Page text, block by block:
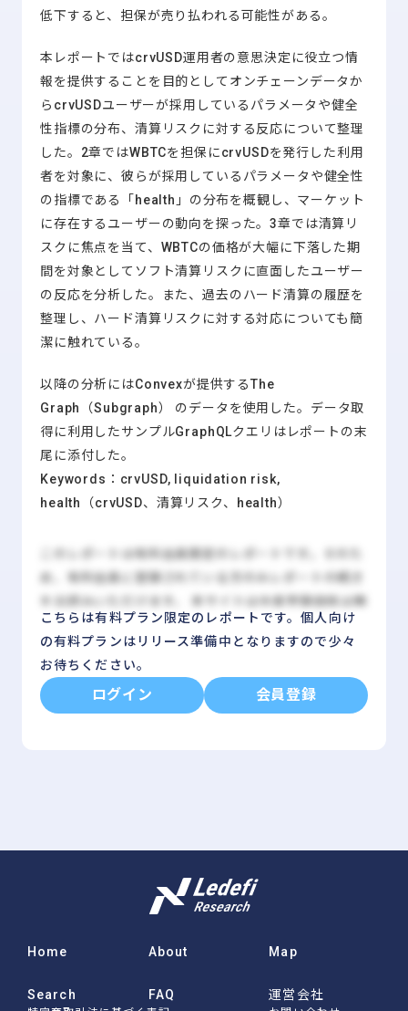
低下すると、担保が売り払われる可能性がある。
本レポートではcrvUSD運用者の意思決定に役立つ情
報を提供することを目的としてオンチェーンデータか
らcrvUSDユーザーが採用しているパラメータや健全
性指標の分布、清算リスクに対する反応について整理
した。2章ではWBTCを担保にcrvUSDを発行した利用
者を対象に、彼らが採用しているパラメータや健全性
の指標である「health」の分布を概観し、マーケット
に存在するユーザーの動向を探った。3章では清算リ
スクに焦点を当て、WBTCの価格が大幅に下落した期
間を対象としてソフト清算リスクに直面したユーザー
の反応を分析した。また、過去のハード清算の履歴を
整理し、ハード清算リスクに対する対応についても簡
潔に触れている。
以降の分析にはConvexが提供するThe
Graph（Subgraph） のデータを使用した。データ取
得に利用したサンプルGraphQLクエリはレポートの末
尾に添付した。
Keywords：crvUSD, liquidation risk,
health（crvUSD、清算リスク、health）
このレポートは有料会員限定のレポートです。そのた
め、有料会員に登録されている方のみレポートの続き
料で行うことができます。この機会に本サイトへの会
員登録をご検討いただけると幸いです。 また、法人の
方に向けた会員プランをご用意しておりますので、何
卒ご検討願います。
こちらは有料プラン限定のレポートです。個人向け
の有料プランはリリース準備中となりますので少々
お待ちください。
ログイン 会員登録
Home About Map
Search FAQ 運営会社